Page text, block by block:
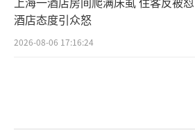
酒店态度引众怒
2026-08-06 17:16:24